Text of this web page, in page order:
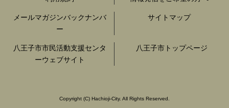
メールマガジンバックナンバ
ー
サイトマップ
八王子市市民活動支援センタ
ーウェブサイト
八王子市トップページ
Copyright (C) Hachioji-City. All Rights Reserved.